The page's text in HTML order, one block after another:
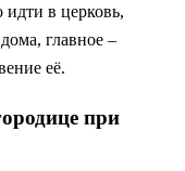
идти в церковь,
главное –
её.
при